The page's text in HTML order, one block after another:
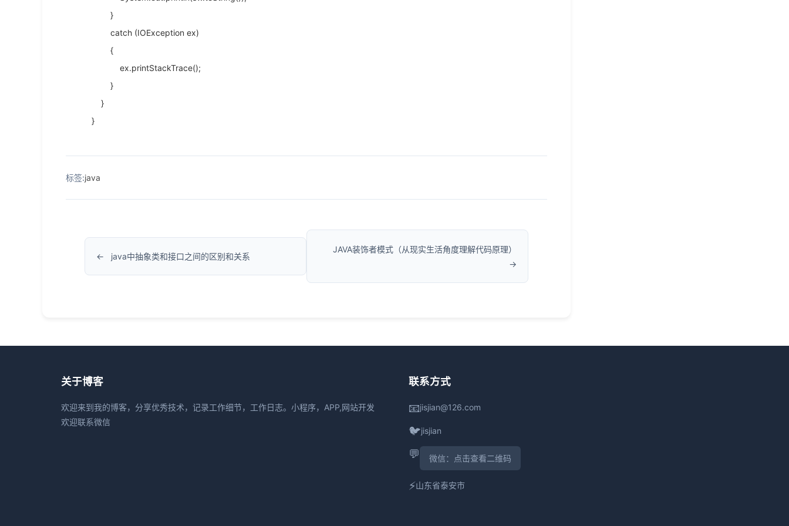
}
catch (IOException ex)
{
ex.printStackTrace();
}
}
}
标签:java
java中抽象类和接口之间的区别和关系
JAVA装饰者模式（从现实生活角度理解代码原理）
关于博客
欢迎来到我的博客，分享优秀技术，记录工作细节，工作日志。小程序，APP,网站开发
欢迎联系微信
联系方式
📧jisjian@126.com
🐦jisjian
💬 微信：点击查看二维码
⚡山东省泰安市